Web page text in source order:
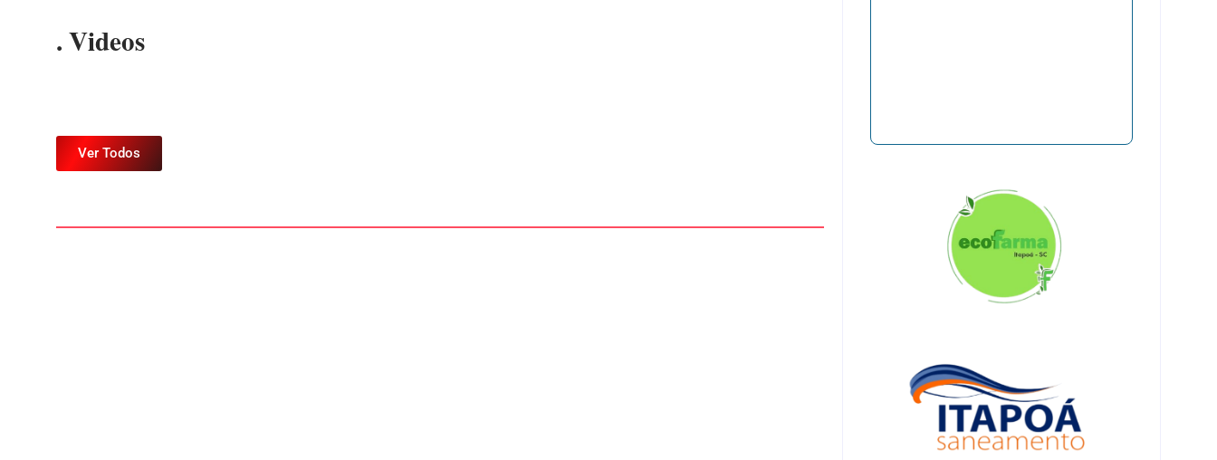
. Videos
Ver Todos